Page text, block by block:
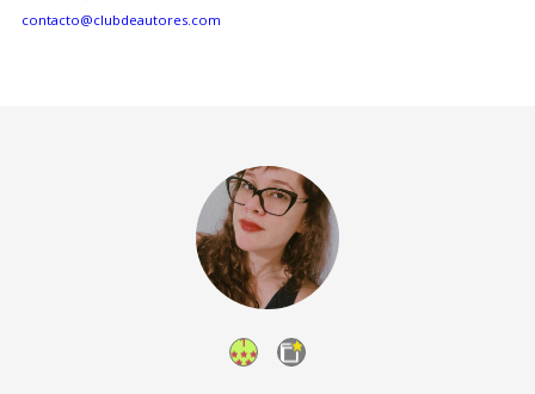
contacto@clubdeautores.com